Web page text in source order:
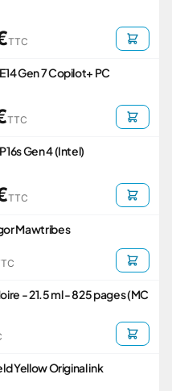
TTC
Gen 7 Copilot+ PC
TTC
Gen 4 (Intel)
TTC
Mawtribes
- 21.5 ml - 825 pages (MC
Yellow Original ink